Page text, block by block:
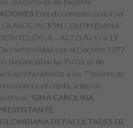
Este documento podrá ser
ASOCIACIÓN COLOMBIANA
– ACFO.Av. Cra 19
conformidad con el Decreto 1377
sustancial en las Políticas de
oportunamente a los Titulares de
manera eficiente, antes de
GINA CAROLINA
DE FACULTADES DE